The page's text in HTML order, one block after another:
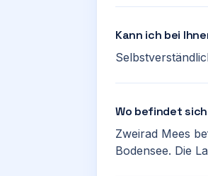
Kann ich bei
Wo befindet
Zweirad Mees
Bodensee. Die